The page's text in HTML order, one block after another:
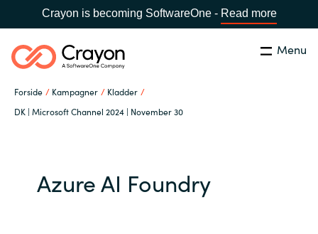
Crayon is becoming SoftwareOne - Read more
Menu
Forside Kampagner
Kladder
DK | Microsoft Channel 2024 | November 30
Global site
Søg Luk
Om os
Azure AI Foundry